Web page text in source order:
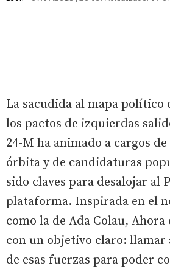
La sacudida al mapa político
los pactos de izquierdas
24-M ha animado a cargos
órbita y de candidaturas
sido claves para desalojar al
plataforma. Inspirada en el
como la de Ada Colau, Ahora
con un objetivo claro: llamar
de esas fuerzas para poder